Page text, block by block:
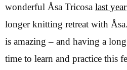
wonderful Åsa Tricosa last year
longer knitting retreat with
is amazing – and having a
time to learn and practice this